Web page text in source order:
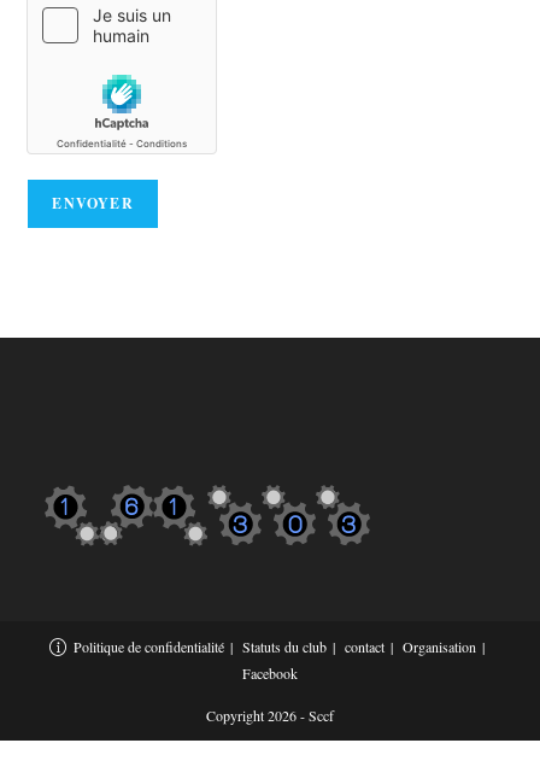
Politique de confidentialité Statuts du club contact
Organisation
Facebook
Copyright 2026 - Sccf